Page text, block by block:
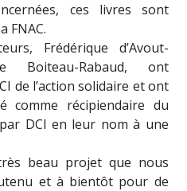
ces livres sont
FNAC.
Frédérique d’Avout-
Boiteau-Rabaud, ont
de l’action solidaire et ont
comme récipiendaire du
DCI en leur nom à une
beau projet que nous
et à bientôt pour de